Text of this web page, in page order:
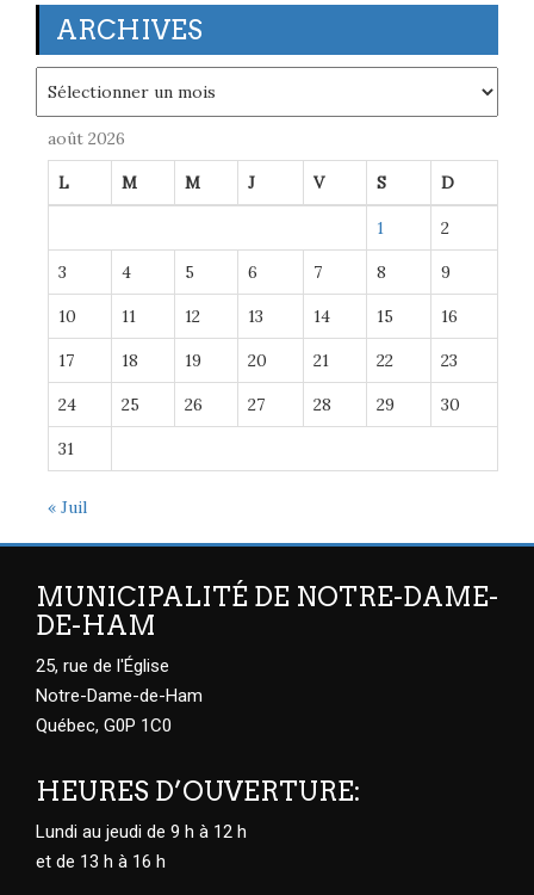
ARCHIVES
août 2026
L M M J V S D
1 2
3 4 5 6 7 8 9
10 11 12 13 14 15 16
17 18 19 20 21 22 23
24 25 26 27 28 29 30
31
« Juil
MUNICIPALITÉ DE NOTRE-DAME-
DE-HAM
25, rue de l'Église
Notre-Dame-de-Ham
Québec, G0P 1C0
HEURES D’OUVERTURE:
Lundi au jeudi de 9 h à 12 h
et de 13 h à 16 h